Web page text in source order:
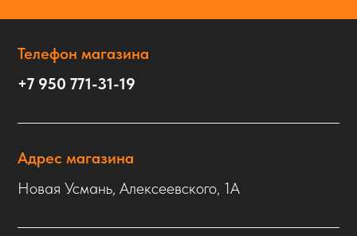
Телефон магазина
+7 950 771-31-19
Адрес магазина
Новая Усмань, Алексеевского, 1А